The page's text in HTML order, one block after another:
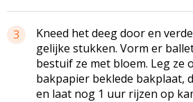
3
Kneed het deeg door en
gelijke stukken. Vorm er
bestuif ze met bloem. Leg ze
bakpapier beklede bakplaat,
en laat nog 1 uur rijzen op